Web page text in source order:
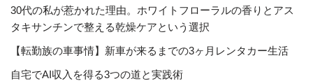
30代の私が惹かれた理由。ホワイトフローラルの香りとアス
タキサンチンで整える乾燥ケアという選択
【転勤族の車事情】新車が来るまでの3ヶ月レンタカー生活
自宅でAI収入を得る3つの道と実践術